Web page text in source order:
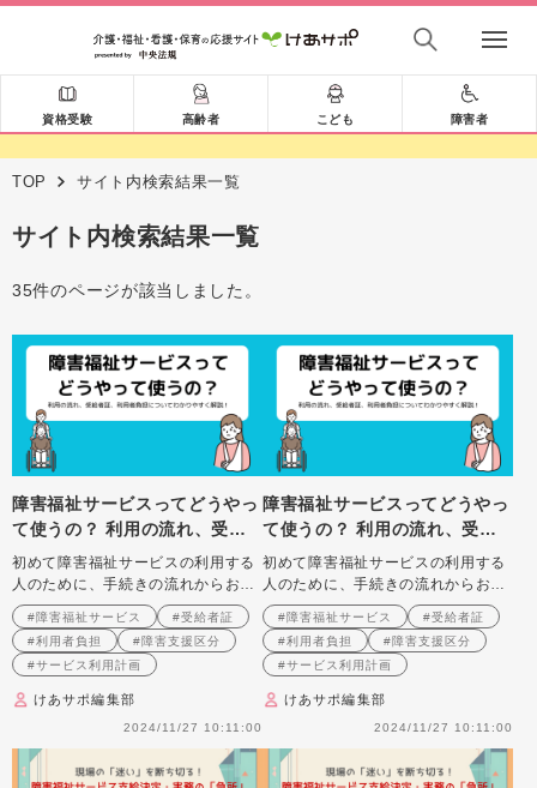
資格受験 高齢者 こども 障害者
TOP サイト内検索結果一覧
サイト内検索結果一覧
35件のページが該当しました。
障害福祉サービスってどうやっ
て使うの？ 利用の流れ、受給
者証、利用者負担についてわか
りやすく解説！
初めて障害福祉サービスの利用する
人のために、手続きの流れからお金
の話までまるっと解説！
#障害福祉サービス
#受給者証
#利用者負担
#障害支援区分
#サービス利用計画
けあサポ編集部
2024/11/27 10:11:00
障害福祉サービスってどうやっ
て使うの？ 利用の流れ、受給
者証、利用者負担についてわか
りやすく解説！
初めて障害福祉サービスの利用する
人のために、手続きの流れからお金
の話までまるっと解説！
#障害福祉サービス
#受給者証
#利用者負担
#障害支援区分
#サービス利用計画
けあサポ編集部
2024/11/27 10:11:00